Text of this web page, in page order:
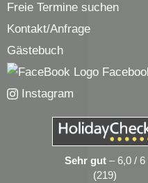
Freie Termine suchen
Kontakt/­Anfrage
Gästebuch
Instagram
Sehr gut– 6,0 / 6
(219)